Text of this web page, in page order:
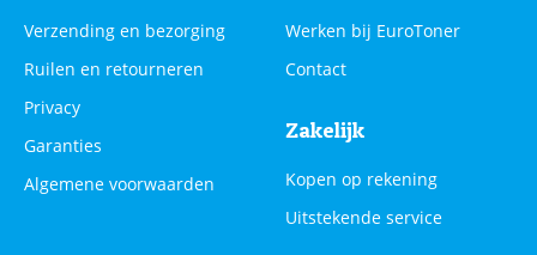
Verzending en bezorging
Ruilen en retourneren
Privacy
Garanties
Algemene voorwaarden
Werken bij EuroToner
Contact
Zakelijk
Kopen op rekening
Uitstekende service